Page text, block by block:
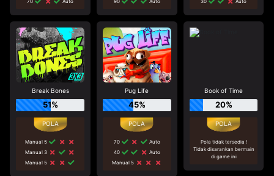
Break Bones
51%
Manual 5
Manual 3
Manual 5
Pug Life
45%
70
Auto
40
Auto
Manual 5
Book of Time
20%
Pola tidak tersedia !
Tidak disarankan bermain
di game ini